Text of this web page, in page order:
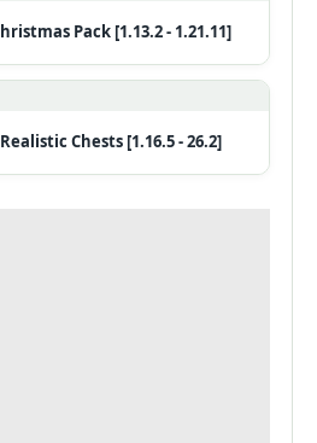
Pack [1.13.2 - 1.21.11]
Chests [1.16.5 - 26.2]